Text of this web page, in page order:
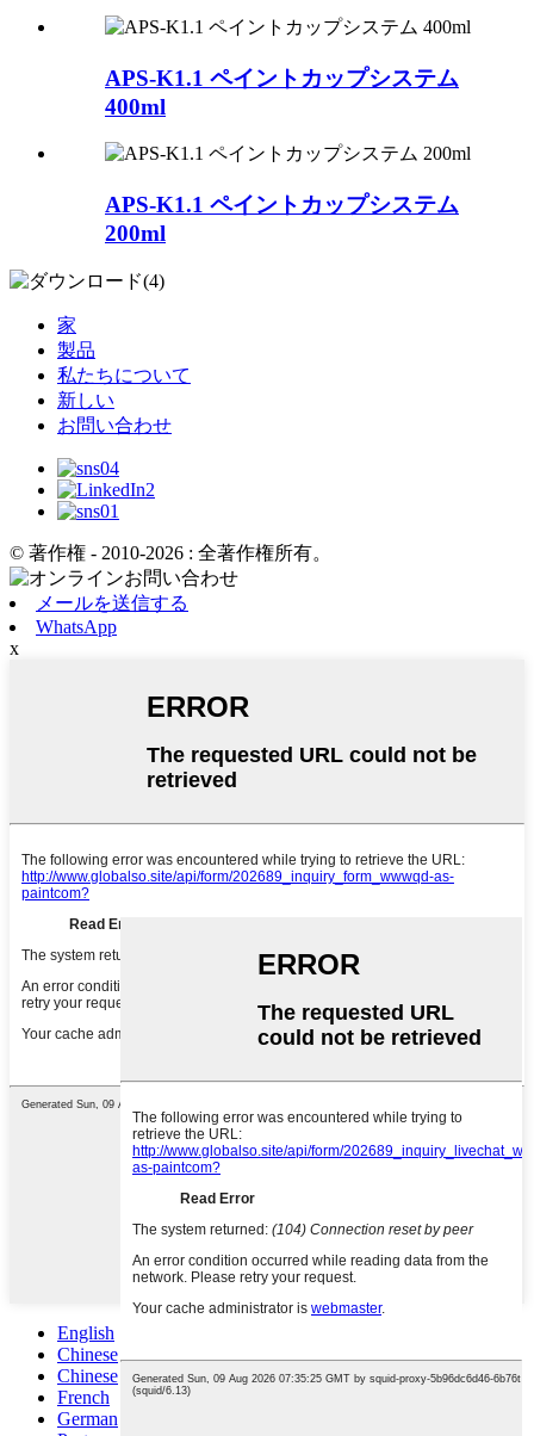
APS-K1.1 ペイントカップシステム
400ml
APS-K1.1 ペイントカップシステム
200ml
家
製品
私たちについて
新しい
お問い合わせ
© 著作権 - 2010-2026 : 全著作権所有。
メールを送信する
WhatsApp
x
English
Chinese
Chinese
French
German